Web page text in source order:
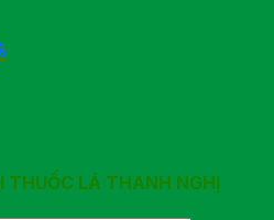
THUỐC LÁ THANH NGHỊ